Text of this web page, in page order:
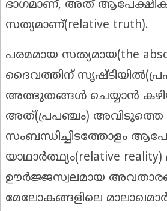
ഭാഗമാണ്, അത്
സത്യമാണ്(relative truth).
പരമമായ സത്യമായ(the
ദൈവത്തിന്
അത്ഭുതങ്ങൾ ചെയ്യാൻ
അത്(പ്രപഞ്ചം) അവിടുത്തെ
സംബന്ധിച്ചിടത്തോളം
യാഥാർത്ഥ്യം(relative
ഊർജ്ജസ്വലമായ
മേലോകങ്ങളിലെ